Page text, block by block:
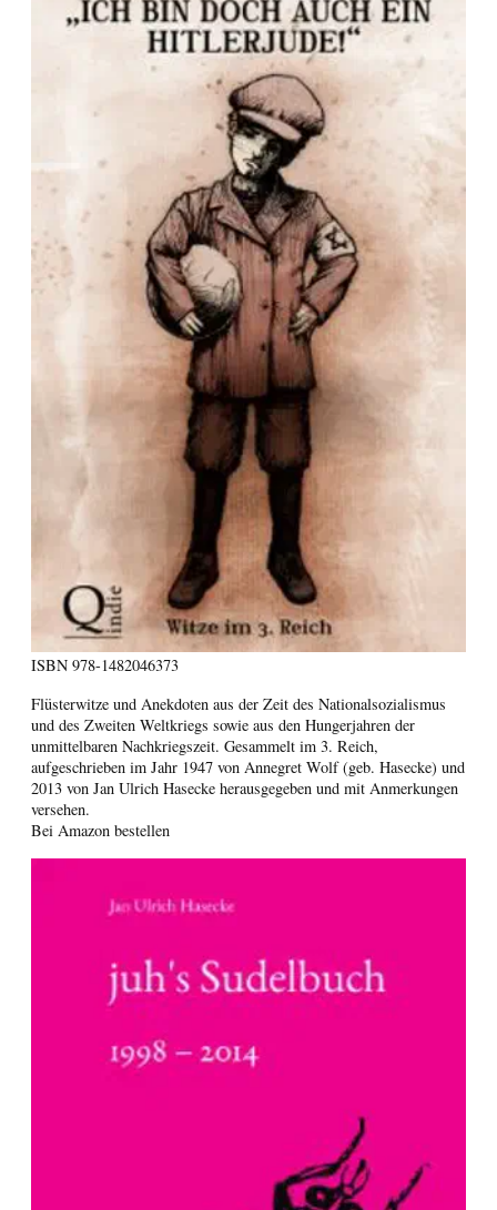
ISBN 978-1482046373
Flüsterwitze und Anekdoten aus der Zeit des Nationalsozialismus
und des Zweiten Weltkriegs sowie aus den Hungerjahren der
unmittelbaren Nachkriegszeit. Gesammelt im 3. Reich,
aufgeschrieben im Jahr 1947 von Annegret Wolf (geb. Hasecke) und
2013 von Jan Ulrich Hasecke herausgegeben und mit Anmerkungen
versehen.
Bei Amazon bestellen